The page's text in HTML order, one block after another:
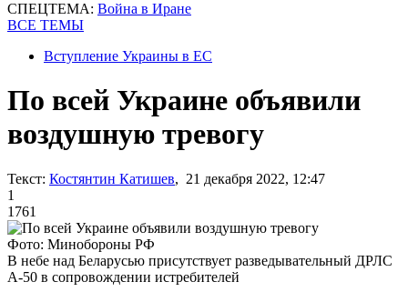
СПЕЦТЕМА: Война в Иране
ВСЕ ТЕМЫ
Вступление Украины в ЕС
По всей Украине объявили
воздушную тревогу
Текст: Костянтин Катишев, 21 декабря 2022, 12:47
1
1761
Фото: Минобороны РФ
В небе над Беларусью присутствует разведывательный ДРЛС
А-50 в сопровождении истребителей